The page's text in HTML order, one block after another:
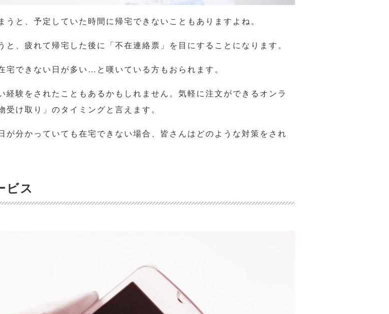
と、予定していた時間に帰宅できないこともありますよね。
、疲れて帰宅した後に「不在連絡票」を目にすることになります。
できない日が多い…と嘆いている方もおられます。
験をされたこともあるかもしれません。気軽に注文ができるオンラ
け取り」のタイミングと言えます。
分かっていても在宅できない場合、皆さんはどのような対策をされ
ビス